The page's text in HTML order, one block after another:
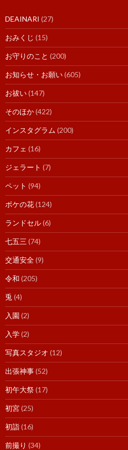
DEAINARI (27)
おみくじ (15)
お守りのこと (200)
お知らせ・お願い(605)
お祓い(147)
そのほか(422)
インスタグラム (200)
カフェ (16)
ジェラート (7)
ペット (94)
ボケの花(124)
ランドセル(6)
七五三 (74)
交通安全(9)
令和 (205)
兎 (4)
入園 (2)
入学(2)
写真スタジオ (12)
出張神事(52)
初午大祭(17)
初宮(25)
初詣(16)
前撮り (34)